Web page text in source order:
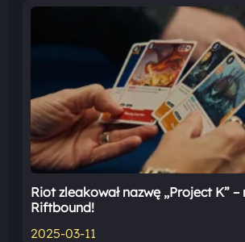
Riot zleakował nazwę „Project K”
Riftbound!
2025-03-11